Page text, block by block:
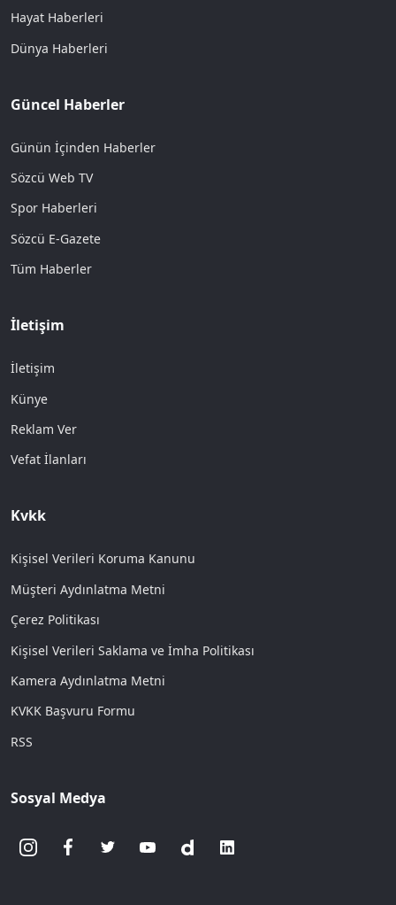
Hayat Haberleri
Dünya Haberleri
Güncel Haberler
Günün İçinden Haberler
Sözcü Web TV
Spor Haberleri
Sözcü E-Gazete
Tüm Haberler
İletişim
İletişim
Künye
Reklam Ver
Vefat İlanları
Kvkk
Kişisel Verileri Koruma Kanunu
Müşteri Aydınlatma Metni
Çerez Politikası
Kişisel Verileri Saklama ve İmha Politikası
Kamera Aydınlatma Metni
KVKK Başvuru Formu
RSS
Sosyal Medya